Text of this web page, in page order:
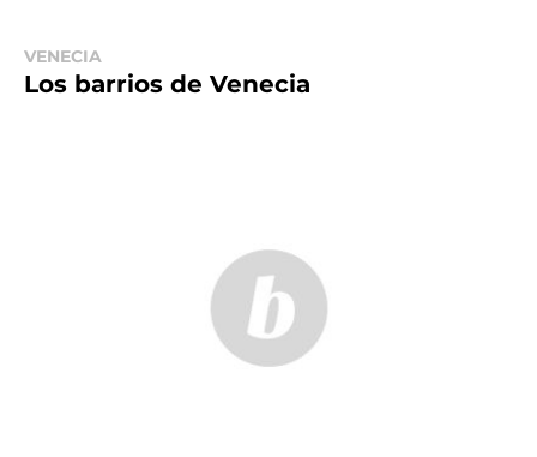
VENECIA
Los barrios de Venecia